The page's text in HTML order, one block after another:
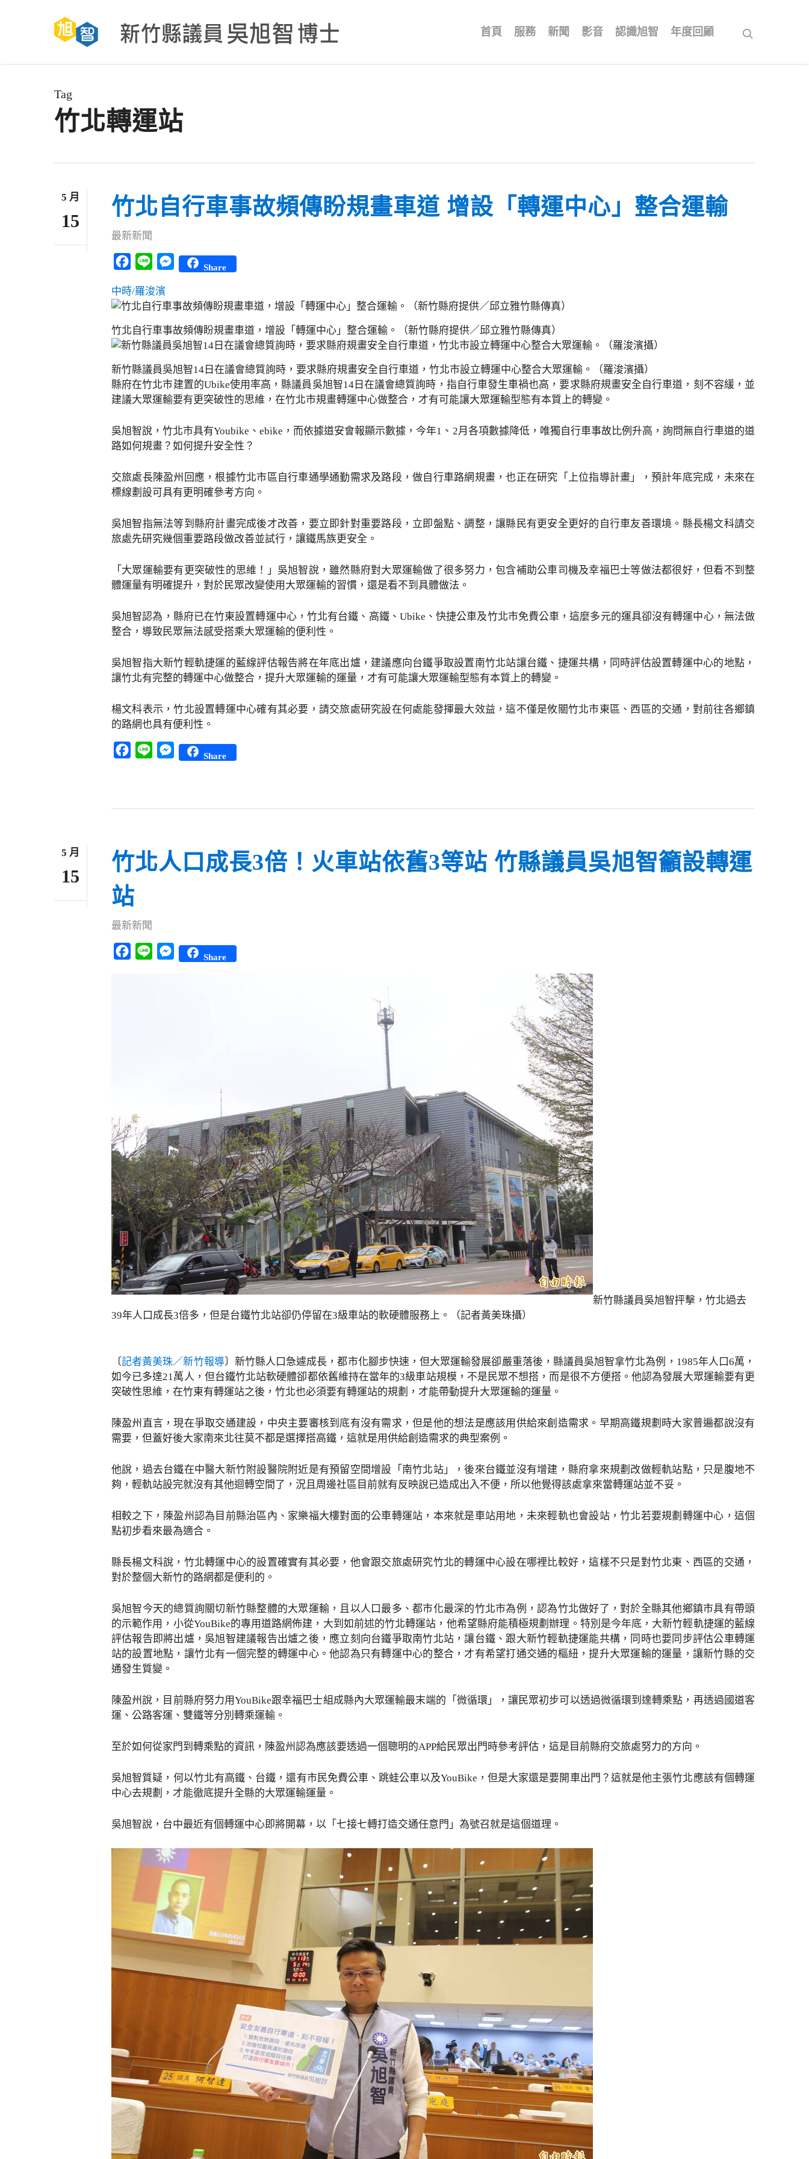
首頁 服務 新聞 影音 認識旭智 年度回顧
Tag
竹北轉運站
5 月
15
竹北自行車事故頻傳盼規畫車道 增設「轉運中心」整合運輸
最新新聞
Facebook
Line Messenger
Share
中時/羅浚濱
竹北自行車事故頻傳盼規畫車道，增設「轉運中心」整合運輸。（新竹縣府提供／邱立雅竹縣傳真）
新竹縣議員吳旭智14日在議會總質詢時，要求縣府規畫安全自行車道，竹北市設立轉運中心整合大眾運輸。（羅浚濱攝）
縣府在竹北市建置的Ubike使用率高，縣議員吳旭智14日在議會總質詢時，指自行車發生車禍也高，要求縣府規畫安全自行車道，刻不容緩，並
建議大眾運輸要有更突破性的思維，在竹北市規畫轉運中心做整合，才有可能讓大眾運輸型態有本質上的轉變。
吳旭智說，竹北市具有Youbike、ebike，而依據道安會報顯示數據，今年1、2月各項數據降低，唯獨自行車事故比例升高，詢問無自行車道的道
路如何規畫？如何提升安全性？
交旅處長陳盈州回應，根據竹北市區自行車通學通勤需求及路段，做自行車路網規畫，也正在研究「上位指導計畫」，預計年底完成，未來在
標線劃設可具有更明確參考方向。
吳旭智指無法等到縣府計畫完成後才改善，要立即針對重要路段，立即盤點、調整，讓縣民有更安全更好的自行車友善環境。縣長楊文科請交
旅處先研究幾個重要路段做改善並試行，讓鐵馬族更安全。
「大眾運輸要有更突破性的思維！」吳旭智說，雖然縣府對大眾運輸做了很多努力，包含補助公車司機及幸福巴士等做法都很好，但看不到整
體運量有明確提升，對於民眾改變使用大眾運輸的習慣，還是看不到具體做法。
吳旭智認為，縣府已在竹東設置轉運中心，竹北有台鐵、高鐵、Ubike、快捷公車及竹北市免費公車，這麼多元的運具卻沒有轉運中心，無法做
整合，導致民眾無法感受搭乘大眾運輸的便利性。
吳旭智指大新竹輕軌捷運的藍線評估報告將在年底出爐，建議應向台鐵爭取設置南竹北站讓台鐵、捷運共構，同時評估設置轉運中心的地點，
讓竹北有完整的轉運中心做整合，提升大眾運輸的運量，才有可能讓大眾運輸型態有本質上的轉變。
楊文科表示，竹北設置轉運中心確有其必要，請交旅處研究設在何處能發揮最大效益，這不僅是攸關竹北市東區、西區的交通，對前往各鄉鎮
的路網也具有便利性。
Facebook
Line Messenger
Share
5 月
15
竹北人口成長3倍！火車站依舊3等站 竹縣議員吳旭智籲設轉運
站
最新新聞
Facebook
Line Messenger
Share
新竹縣議員吳旭智抨擊，竹北過去
39年人口成長3倍多，但是台鐵竹北站卻仍停留在3級車站的軟硬體服務上。（記者黃美珠攝）
〔記者黃美珠／新竹報導〕新竹縣人口急遽成長，都市化腳步快速，但大眾運輸發展卻嚴重落後，縣議員吳旭智拿竹北為例，1985年人口6萬，
如今已多達21萬人，但台鐵竹北站軟硬體卻都依舊維持在當年的3級車站規模，不是民眾不想搭，而是很不方便搭。他認為發展大眾運輸要有更
突破性思維，在竹東有轉運站之後，竹北也必須要有轉運站的規劃，才能帶動提升大眾運輸的運量。
陳盈州直言，現在爭取交通建設，中央主要審核到底有沒有需求，但是他的想法是應該用供給來創造需求。早期高鐵規劃時大家普遍都說沒有
需要，但蓋好後大家南來北往莫不都是選擇搭高鐵，這就是用供給創造需求的典型案例。
他說，過去台鐵在中醫大新竹附設醫院附近是有預留空間增設「南竹北站」，後來台鐵並沒有增建，縣府拿來規劃改做輕軌站點，只是腹地不
夠，輕軌站設完就沒有其他迴轉空間了，況且周邊社區目前就有反映說已造成出入不便，所以他覺得該處拿來當轉運站並不妥。
相較之下，陳盈州認為目前縣治區內、家樂福大樓對面的公車轉運站，本來就是車站用地，未來輕軌也會設站，竹北若要規劃轉運中心，這個
點初步看來最為適合。
縣長楊文科說，竹北轉運中心的設置確實有其必要，他會跟交旅處研究竹北的轉運中心設在哪裡比較好，這樣不只是對竹北東、西區的交通，
對於整個大新竹的路網都是便利的。
吳旭智今天的總質詢關切新竹縣整體的大眾運輸，且以人口最多、都市化最深的竹北市為例，認為竹北做好了，對於全縣其他鄉鎮市具有帶頭
的示範作用，小從YouBike的專用道路網佈建，大到如前述的竹北轉運站，他希望縣府能積極規劃辦理。特別是今年底，大新竹輕軌捷運的藍線
評估報告即將出爐，吳旭智建議報告出爐之後，應立刻向台鐵爭取南竹北站，讓台鐵、跟大新竹輕軌捷運能共構，同時也要同步評估公車轉運
站的設置地點，讓竹北有一個完整的轉運中心。他認為只有轉運中心的整合，才有希望打通交通的樞紐，提升大眾運輸的運量，讓新竹縣的交
通發生質變。
陳盈州說，目前縣府努力用YouBike跟幸福巴士組成縣內大眾運輸最末端的「微循環」，讓民眾初步可以透過微循環到達轉乘點，再透過國道客
運、公路客運、雙鐵等分別轉乘運輸。
至於如何從家門到轉乘點的資訊，陳盈州認為應該要透過一個聰明的APP給民眾出門時參考評估，這是目前縣府交旅處努力的方向。
吳旭智質疑，何以竹北有高鐵、台鐵，還有市民免費公車、跳蛙公車以及YouBike，但是大家還是要開車出門？這就是他主張竹北應該有個轉運
中心去規劃，才能徹底提升全縣的大眾運輸運量。
吳旭智說，台中最近有個轉運中心即將開幕，以「七接七轉打造交通任意門」為號召就是這個道理。